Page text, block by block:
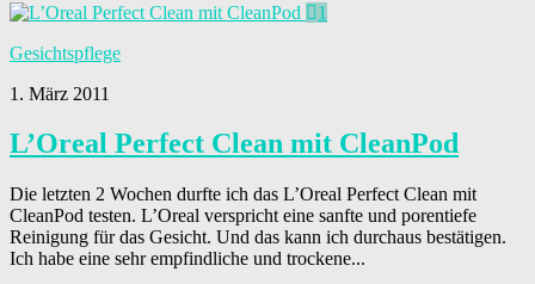
1
Gesichtspflege
1. März 2011
L’Oreal Perfect Clean mit CleanPod
Die letzten 2 Wochen durfte ich das L’Oreal Perfect Clean mit
CleanPod testen. L’Oreal verspricht eine sanfte und porentiefe
Reinigung für das Gesicht. Und das kann ich durchaus bestätigen.
Ich habe eine sehr empfindliche und trockene...